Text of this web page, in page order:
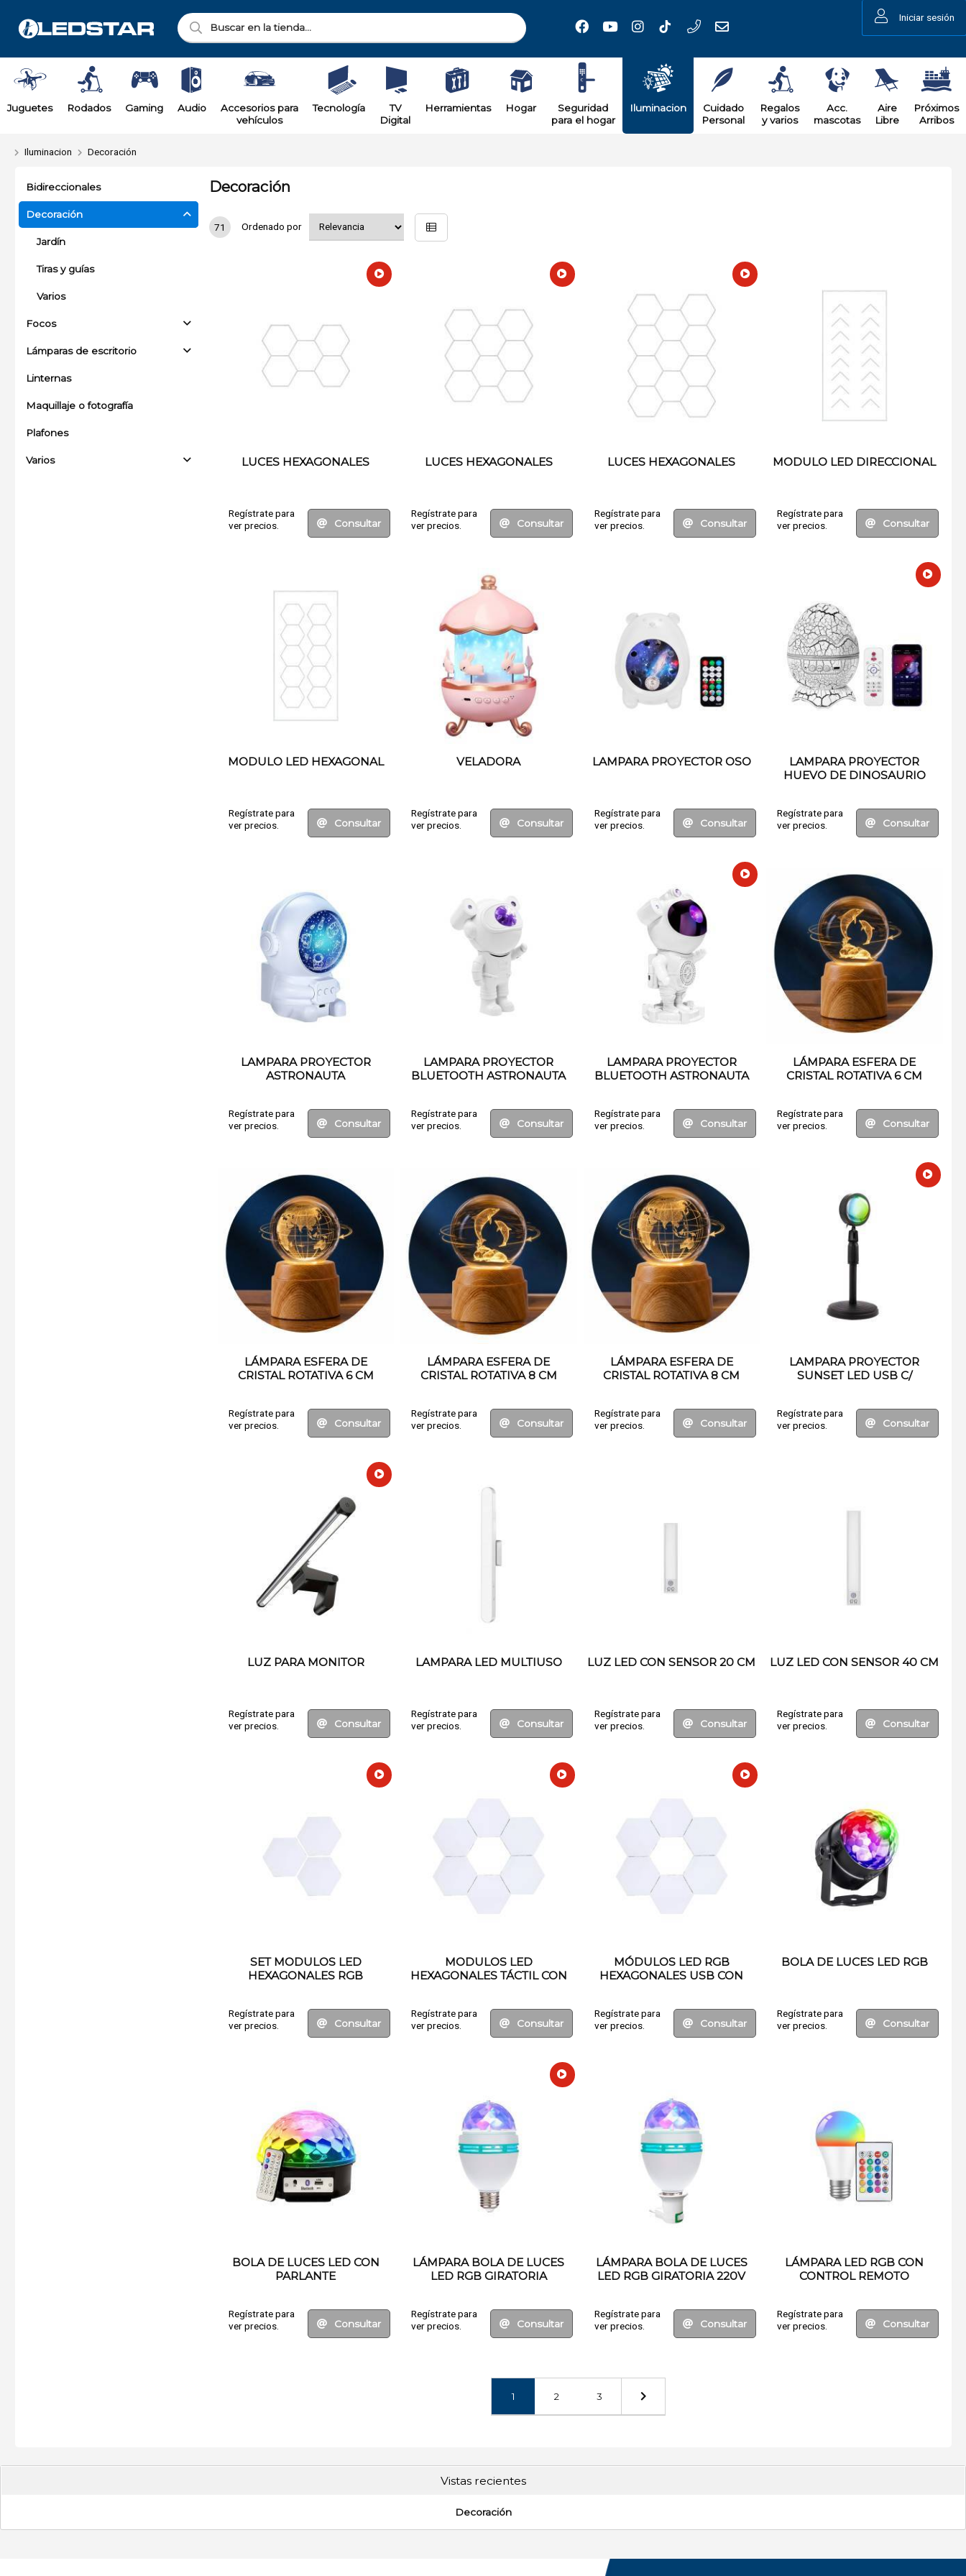
Iniciar sesión
Juguetes Rodados Gaming Audio
Accesorios para
vehículos
Tecnología
TV
Digital
Herramientas Hogar
Seguridad
para el hogar
Iluminacion
Cuidado
Personal
Regalos
y varios
Acc.
mascotas
Aire
Libre
Próximos
Arribos
Iluminacion Decoración
Bidireccionales
Decoración
Jardín
Tiras y guías
Varios
Focos
Lámparas de escritorio
Linternas
Maquillaje o fotografía
Plafones
Varios
Decoración
71 Ordenado por
LUCES HEXAGONALES
Regístrate para
ver precios.
Consultar
LUCES HEXAGONALES
Regístrate para
ver precios.
Consultar
LUCES HEXAGONALES
Regístrate para
ver precios.
Consultar
MODULO LED DIRECCIONAL
Regístrate para
ver precios.
Consultar
MODULO LED HEXAGONAL
Regístrate para
ver precios.
Consultar
VELADORA
Regístrate para
ver precios.
Consultar
LAMPARA PROYECTOR OSO
Regístrate para
ver precios.
Consultar
LAMPARA PROYECTOR
HUEVO DE DINOSAURIO
Regístrate para
ver precios.
Consultar
LAMPARA PROYECTOR
ASTRONAUTA
Regístrate para
ver precios.
Consultar
LAMPARA PROYECTOR
BLUETOOTH ASTRONAUTA
Regístrate para
ver precios.
Consultar
LAMPARA PROYECTOR
BLUETOOTH ASTRONAUTA
Regístrate para
ver precios.
Consultar
LÁMPARA ESFERA DE
CRISTAL ROTATIVA 6 CM
Regístrate para
ver precios.
Consultar
LÁMPARA ESFERA DE
CRISTAL ROTATIVA 6 CM
Regístrate para
ver precios.
Consultar
LÁMPARA ESFERA DE
CRISTAL ROTATIVA 8 CM
Regístrate para
ver precios.
Consultar
LÁMPARA ESFERA DE
CRISTAL ROTATIVA 8 CM
Regístrate para
ver precios.
Consultar
LAMPARA PROYECTOR
SUNSET LED USB C/
Regístrate para
ver precios.
Consultar
LUZ PARA MONITOR
Regístrate para
ver precios.
Consultar
LAMPARA LED MULTIUSO
Regístrate para
ver precios.
Consultar
LUZ LED CON SENSOR 20 CM
Regístrate para
ver precios.
Consultar
LUZ LED CON SENSOR 40 CM
Regístrate para
ver precios.
Consultar
SET MODULOS LED
HEXAGONALES RGB
Regístrate para
ver precios.
Consultar
MODULOS LED
HEXAGONALES TÁCTIL CON
Regístrate para
ver precios.
Consultar
MÓDULOS LED RGB
HEXAGONALES USB CON
Regístrate para
ver precios.
Consultar
BOLA DE LUCES LED RGB
Regístrate para
ver precios.
Consultar
BOLA DE LUCES LED CON
PARLANTE
Regístrate para
ver precios.
Consultar
LÁMPARA BOLA DE LUCES
LED RGB GIRATORIA
Regístrate para
ver precios.
Consultar
LÁMPARA BOLA DE LUCES
LED RGB GIRATORIA 220V
Regístrate para
ver precios.
Consultar
LÁMPARA LED RGB CON
CONTROL REMOTO
Regístrate para
ver precios.
Consultar
1 2 3
Vistas recientes
Decoración